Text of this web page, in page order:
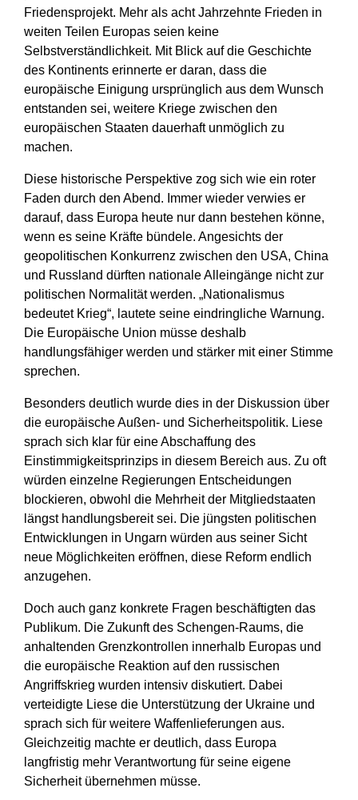
Friedensprojekt. Mehr als acht Jahrzehnte Frieden in
weiten Teilen Europas seien keine
Selbstverständlichkeit. Mit Blick auf die Geschichte
des Kontinents erinnerte er daran, dass die
europäische Einigung ursprünglich aus dem Wunsch
entstanden sei, weitere Kriege zwischen den
europäischen Staaten dauerhaft unmöglich zu
machen.
Diese historische Perspektive zog sich wie ein roter
Faden durch den Abend. Immer wieder verwies er
darauf, dass Europa heute nur dann bestehen könne,
wenn es seine Kräfte bündele. Angesichts der
geopolitischen Konkurrenz zwischen den USA, China
und Russland dürften nationale Alleingänge nicht zur
politischen Normalität werden. „Nationalismus
bedeutet Krieg“, lautete seine eindringliche Warnung.
Die Europäische Union müsse deshalb
handlungsfähiger werden und stärker mit einer Stimme
sprechen.
Besonders deutlich wurde dies in der Diskussion über
die europäische Außen- und Sicherheitspolitik. Liese
sprach sich klar für eine Abschaffung des
Einstimmigkeitsprinzips in diesem Bereich aus. Zu oft
würden einzelne Regierungen Entscheidungen
blockieren, obwohl die Mehrheit der Mitgliedstaaten
längst handlungsbereit sei. Die jüngsten politischen
Entwicklungen in Ungarn würden aus seiner Sicht
neue Möglichkeiten eröffnen, diese Reform endlich
anzugehen.
Doch auch ganz konkrete Fragen beschäftigten das
Publikum. Die Zukunft des Schengen-Raums, die
anhaltenden Grenzkontrollen innerhalb Europas und
die europäische Reaktion auf den russischen
Angriffskrieg wurden intensiv diskutiert. Dabei
verteidigte Liese die Unterstützung der Ukraine und
sprach sich für weitere Waffenlieferungen aus.
Gleichzeitig machte er deutlich, dass Europa
langfristig mehr Verantwortung für seine eigene
Sicherheit übernehmen müsse.